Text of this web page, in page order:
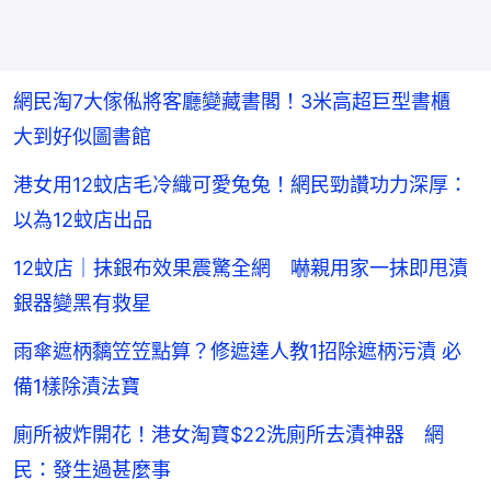
網民淘7大傢俬將客廳變藏書閣！3米高超巨型書櫃
大到好似圖書館
港女用12蚊店毛冷織可愛兔兔！網民勁讚功力深厚：
以為12蚊店出品
12蚊店｜抹銀布效果震驚全網 嚇親用家一抹即甩漬
銀器變黑有救星
雨傘遮柄黐笠笠點算？修遮達人教1招除遮柄污漬 必
備1樣除漬法寶
廁所被炸開花！港女淘寶$22洗廁所去漬神器 網
民：發生過甚麼事